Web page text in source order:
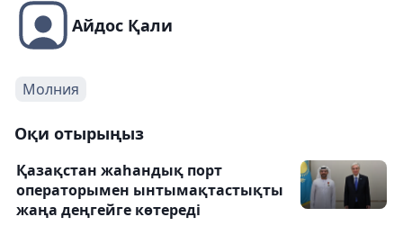
Айдос Қали
Молния
Оқи отырыңыз
Қазақстан жаһандық порт
операторымен ынтымақтастықты
жаңа деңгейге көтереді